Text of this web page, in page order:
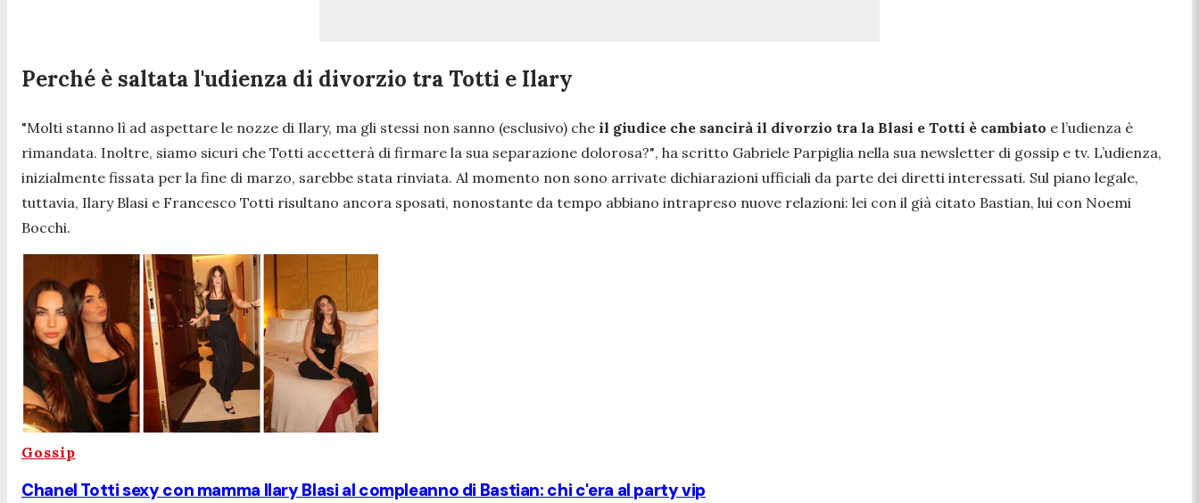
Perché è saltata l'udienza di divorzio tra Totti e Ilary
"Molti stanno lì ad aspettare le nozze di Ilary, ma gli stessi non sanno (esclusivo) che il giudice che sancirà il divorzio tra la Blasi e Totti è cambiato e l’udienza è
rimandata. Inoltre, siamo sicuri che Totti accetterà di firmare la sua separazione dolorosa?", ha scritto Gabriele Parpiglia nella sua newsletter di gossip e tv. L’udienza,
inizialmente fissata per la fine di marzo, sarebbe stata rinviata. Al momento non sono arrivate dichiarazioni ufficiali da parte dei diretti interessati. Sul piano legale,
tuttavia, Ilary Blasi e Francesco Totti risultano ancora sposati, nonostante da tempo abbiano intrapreso nuove relazioni: lei con il già citato Bastian, lui con Noemi
Bocchi.
Gossip
Chanel Totti sexy con mamma Ilary Blasi al compleanno di Bastian: chi c'era al party vip